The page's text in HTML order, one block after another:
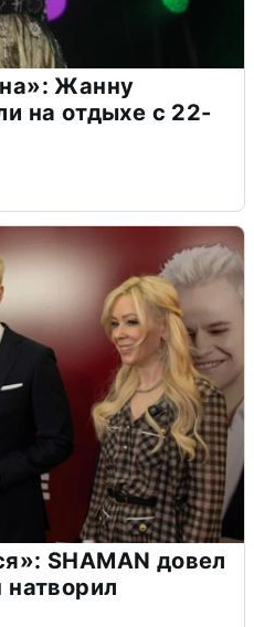
Жанну
на отдыхе с 22-
SHAMAN довел